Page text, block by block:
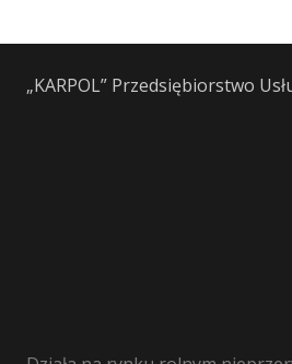
„KARPOL” Przedsiębiorstwo